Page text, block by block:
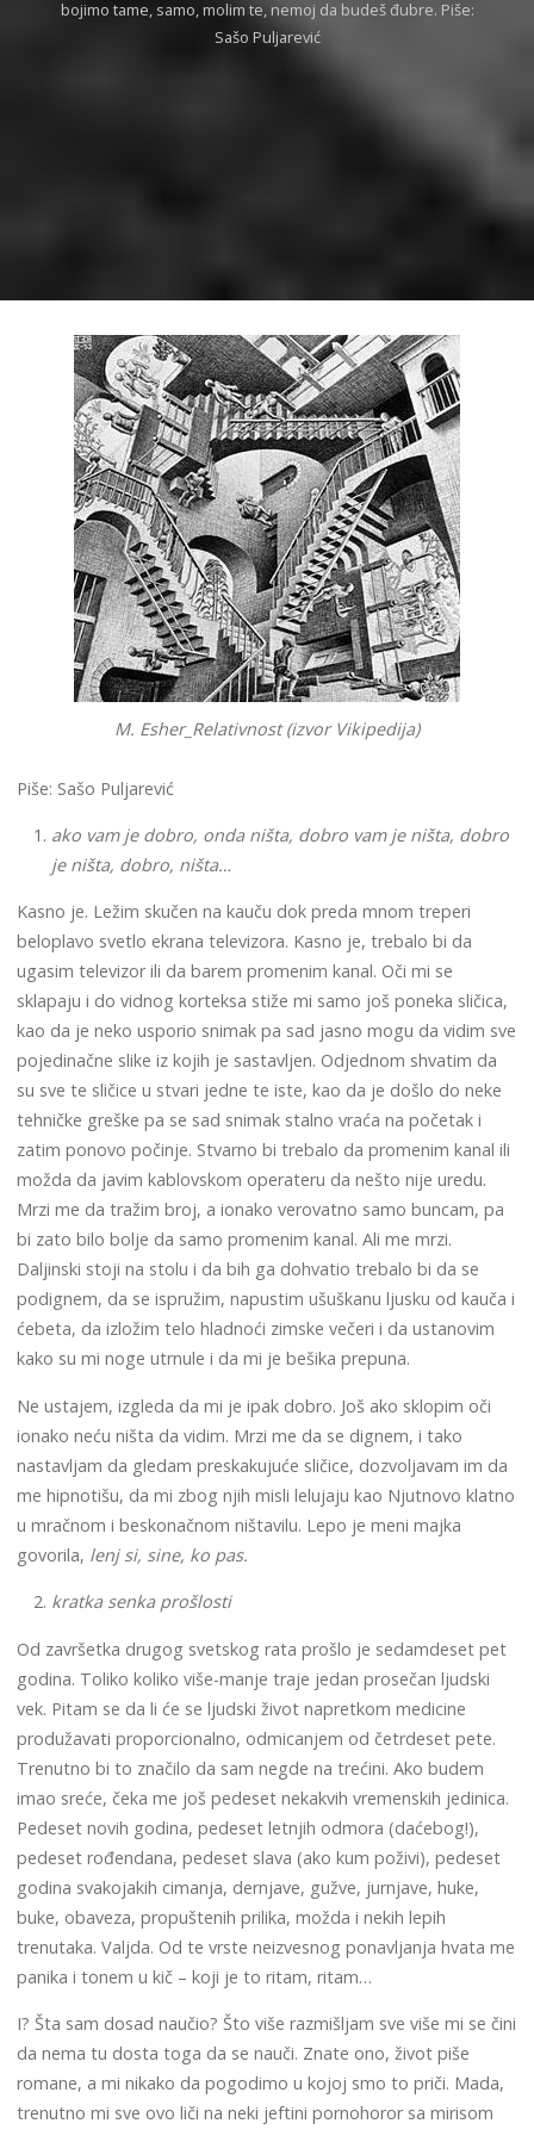
bojimo tame, samo, molim te, nemoj da budeš đubre. Piše:
Sašo Puljarević
M. Esher_Relativnost (izvor Vikipedija)
Piše: Sašo Puljarević
ako vam je dobro, onda ništa, dobro vam je ništa, dobro
je ništa, dobro, ništa…
Kasno je. Ležim skučen na kauču dok preda mnom treperi
beloplavo svetlo ekrana televizora. Kasno je, trebalo bi da
ugasim televizor ili da barem promenim kanal. Oči mi se
sklapaju i do vidnog korteksa stiže mi samo još poneka sličica,
kao da je neko usporio snimak pa sad jasno mogu da vidim sve
pojedinačne slike iz kojih je sastavljen. Odjednom shvatim da
su sve te sličice u stvari jedne te iste, kao da je došlo do neke
tehničke greške pa se sad snimak stalno vraća na početak i
zatim ponovo počinje. Stvarno bi trebalo da promenim kanal ili
možda da javim kablovskom operateru da nešto nije uredu.
Mrzi me da tražim broj, a ionako verovatno samo buncam, pa
bi zato bilo bolje da samo promenim kanal. Ali me mrzi.
Daljinski stoji na stolu i da bih ga dohvatio trebalo bi da se
podignem, da se ispružim, napustim ušuškanu ljusku od kauča i
ćebeta, da izložim telo hladnoći zimske večeri i da ustanovim
kako su mi noge utrnule i da mi je bešika prepuna.
Ne ustajem, izgleda da mi je ipak dobro. Još ako sklopim oči
ionako neću ništa da vidim. Mrzi me da se dignem, i tako
nastavljam da gledam preskakujuće sličice, dozvoljavam im da
me hipnotišu, da mi zbog njih misli lelujaju kao Njutnovo klatno
u mračnom i beskonačnom ništavilu. Lepo je meni majka
govorila, lenj si, sine, ko pas.
kratka senka prošlosti
Od završetka drugog svetskog rata prošlo je sedamdeset pet
godina. Toliko koliko više-manje traje jedan prosečan ljudski
vek. Pitam se da li će se ljudski život napretkom medicine
produžavati proporcionalno, odmicanjem od četrdeset pete.
Trenutno bi to značilo da sam negde na trećini. Ako budem
imao sreće, čeka me još pedeset nekakvih vremenskih jedinica.
Pedeset novih godina, pedeset letnjih odmora (daćebog!),
pedeset rođendana, pedeset slava (ako kum poživi), pedeset
godina svakojakih cimanja, dernjave, gužve, jurnjave, huke,
buke, obaveza, propuštenih prilika, možda i nekih lepih
trenutaka. Valjda. Od te vrste neizvesnog ponavljanja hvata me
panika i tonem u kič – koji je to ritam, ritam…
I? Šta sam dosad naučio? Što više razmišljam sve više mi se čini
da nema tu dosta toga da se nauči. Znate ono, život piše
romane, a mi nikako da pogodimo u kojoj smo to priči. Mada,
trenutno mi sve ovo liči na neki jeftini pornohoror sa mirisom